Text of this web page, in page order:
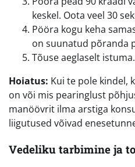
keskel. Oota veel 30
Pööra kogu keha
on suunatud põranda
Tõuse aeglaselt istuma.
Hoiatus: Kui te pole kindel,
on või mis pearinglust
manöövrit ilma arstiga
liigutused võivad
Vedeliku tarbimine ja